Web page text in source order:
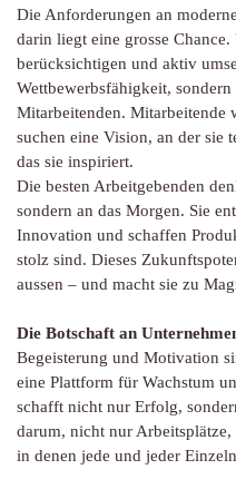
Die Anforderungen an
darin liegt eine grosse
berücksichtigen und aktiv
Wettbewerbsfähigkeit,
Mitarbeitenden. Mitarbeitende
suchen eine Vision, an der sie
das sie inspiriert.
Die besten Arbeitgebenden
sondern an das Morgen. Sie
Innovation und schaffen
stolz sind. Dieses
aussen – und macht sie zu
Die Botschaft an
Begeisterung und Motivation
eine Plattform für Wachstum
schafft nicht nur Erfolg,
darum, nicht nur
in denen jede und jeder